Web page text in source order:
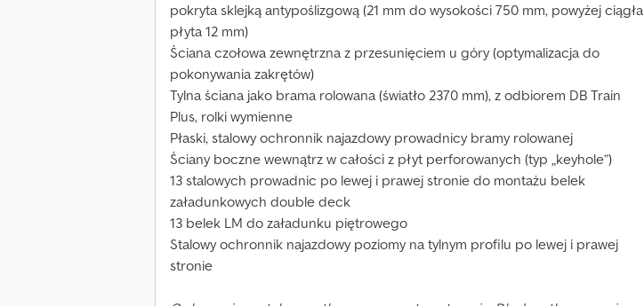
pokryta sklejką antypoślizgową (21 mm do wysokości 750 mm, powyżej ciągła
płyta 12 mm)
Ściana czołowa zewnętrzna z przesunięciem u góry (optymalizacja do
pokonywania zakrętów)
Tylna ściana jako brama rolowana (światło 2370 mm), z odbiorem DB Train
Plus, rolki wymienne
Płaski, stalowy ochronnik najazdowy prowadnicy bramy rolowanej
Ściany boczne wewnątrz w całości z płyt perforowanych (typ „keyhole”)
13 stalowych prowadnic po lewej i prawej stronie do montażu belek
załadunkowych double deck
13 belek LM do załadunku piętrowego
Stalowy ochronnik najazdowy poziomy na tylnym profilu po lewej i prawej
stronie